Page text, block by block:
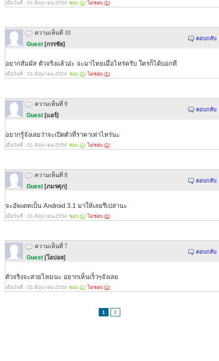
เมื่อวันที่ : 01-มิถุนายน-2554 ชอบ (1) ไม่ชอบ (1)
ความเห็นที่ 10
Guest [กรรชัย]
ตอบกลับ
อยากสัมผัส ตัวจริงแล้วอ่ะ จะมาไทยเมื่อไหร่ครับ ใครก็ได้บอกที
เมื่อวันที่ : 01-มิถุนายน-2554 ชอบ (1) ไม่ชอบ (1)
ความเห็นที่ 9
Guest [แอร์]
ตอบกลับ
อยากรู้จังเลยว่าจะเปิดตัวที่ราคาเท่าไหร่นะ
เมื่อวันที่ : 01-มิถุนายน-2554 ชอบ (1) ไม่ชอบ (1)
ความเห็นที่ 8
Guest [ภมรศุภ]
ตอบกลับ
จะอัพเดทเป็น Android 3.1 มาให้เลยรึเปล่านะ
เมื่อวันที่ : 01-มิถุนายน-2554 ชอบ (1) ไม่ชอบ (1)
ความเห็นที่ 7
Guest [โอปอล]
ตอบกลับ
ตัวจริงจะสวยไหมนะ อยากเห็นเร็วๆจังเลย
เมื่อวันที่ : 01-มิถุนายน-2554 ชอบ (1) ไม่ชอบ (1)
1 2